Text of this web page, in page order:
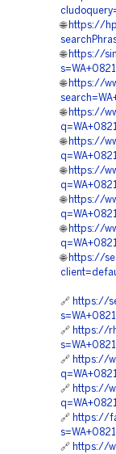
🌐 https://
🌐 https://
🌐 https://
🌐 https://
🌐 https://
🌐 https://
🌐 https://
🌐 https://
🌐 https://
🔗 https://
🔗 https://
🔗 https://
🔗 https://
🔗 https://
🔗 https://